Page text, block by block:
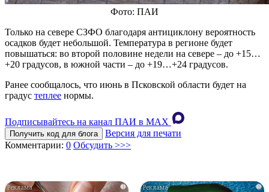
Фото: ПАИ
Только на севере СЗФО благодаря антициклону вероятность
осадков будет небольшой. Температура в регионе будет
повышаться: во второй половине недели на севере – до +15…
+20 градусов, в южной части – до +19…+24 градусов.
Ранее сообщалось, что июнь в Псковской области будет на
градус теплее нормы.
Подписывайтесь на канал ПАИ в MAХ
Получить код для блога
Версия для печати
Комментарии: 0 Обсудить >>>
i i